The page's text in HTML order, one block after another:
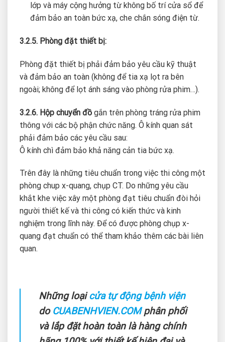
lớp và máy cộng hưởng từ không bố trí cửa sổ để
đảm bảo an toàn bức xạ, che chắn sóng điện từ.
3.2.5. Phòng đặt thiết bị:
Phòng đặt thiết bị phải đảm bảo yêu cầu kỹ thuật
và đảm bảo an toàn (không để tia xạ lọt ra bên
ngoài; không để lọt ánh sáng vào phòng rửa phim…).
3.2.6. Hộp chuyển đồ gắn trên phòng tráng rửa phim
thông với các bộ phận chức năng. Ô kính quan sát
phải đảm bảo các yêu cầu sau:
Ô kính chì đảm bảo khả năng cản tia bức xạ.
Trên đây là những tiêu chuẩn trong việc thi công một
phòng chup x-quang, chụp CT. Do những yêu cầu
khắt khe việc xây một phòng đạt tiêu chuẩn đòi hỏi
người thiết kế và thi công có kiến thức và kinh
nghiệm trong lĩnh này. Để có được phòng chụp x-
quang đạt chuẩn có thể tham khảo thêm các bài liên
quan.
Những loạicửa tự động bệnh viện
do CUABENHVIEN.COMphân phối
và lắp đặt hoàn toàn là hàng chính